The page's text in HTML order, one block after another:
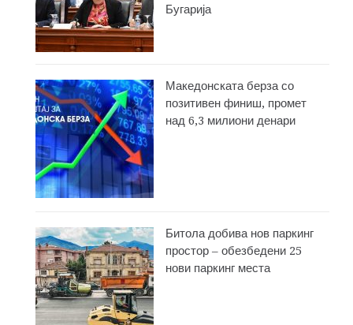
Бугарија
Македонската берза со
позитивен финиш, промет
над 6,3 милиони денари
Битола добива нов паркинг
простор – обезбедени 25
нови паркинг места